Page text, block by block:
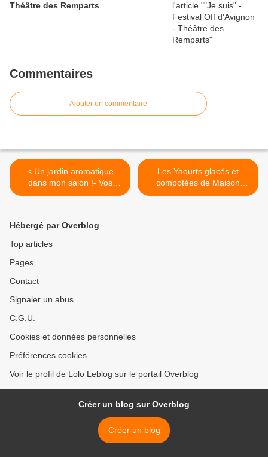
Théâtre des Remparts
Commentaires
Ajouter un commentaire
< Un jardin aromatique
dans mon salon !- Vos
plantes d'intérieur vous
Les Yaourts glacés et
compotées de Maison
Alpérel >
Hébergé par Overblog
Top articles
Pages
Contact
Signaler un abus
C.G.U.
Cookies et données personnelles
Préférences cookies
Voir le profil de Lolo Leblog sur le portail Overblog
Créer un blog sur Overblog
Créer un blog